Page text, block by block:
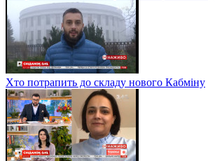
Хто потрапить до складу нового Кабміну